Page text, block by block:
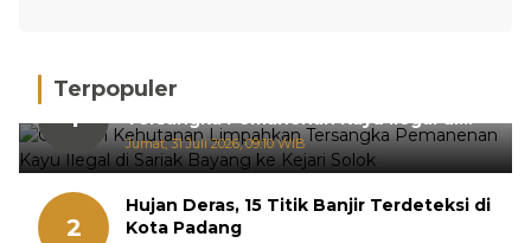
Terpopuler
1
Gakkum Kehutanan Limpahkan
Tersangka Pemanenan Kayu Ilegal di
Sariak Bayang ke Kejari Solok
Jumat, 31 Juli 2026, 09:10 WIB
2
Hujan Deras, 15 Titik Banjir Terdeteksi di
Kota Padang